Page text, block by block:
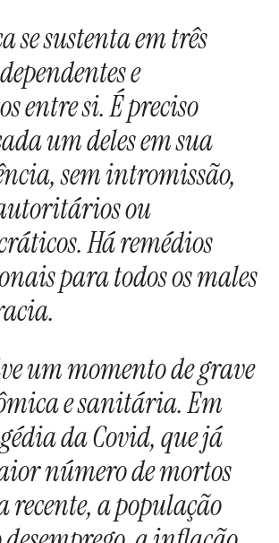
se sustenta em três
e
entre si. É preciso
um deles em sua
sem intromissão,
ou
Há remédios
para todos os males
um momento de grave
e sanitária. Em
da Covid, que já
número de mortos
a população